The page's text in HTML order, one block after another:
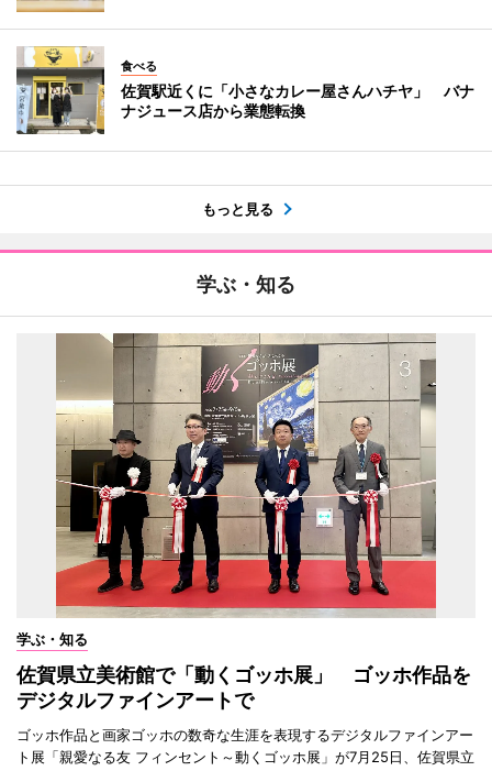
食べる
佐賀駅近くに「小さなカレー屋さんハチヤ」 バナ
ナジュース店から業態転換
もっと見る
学ぶ・知る
学ぶ・知る
佐賀県立美術館で「動くゴッホ展」 ゴッホ作品を
デジタルファインアートで
ゴッホ作品と画家ゴッホの数奇な生涯を表現するデジタルファインアー
ト展「親愛なる友 フィンセント～動くゴッホ展」が7月25日、佐賀県立